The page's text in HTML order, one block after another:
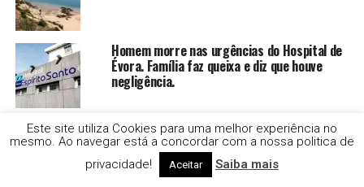
Homem morre nas urgências do Hospital de
Évora. Família faz queixa e diz que houve
negligência.
Centros de Saúde em risco de perder
financiamento do PRR
Este site utiliza Cookies para uma melhor experiência no
mesmo. Ao navegar está a concordar com a nossa politica de
privacidade!
Aceitar Saiba mais